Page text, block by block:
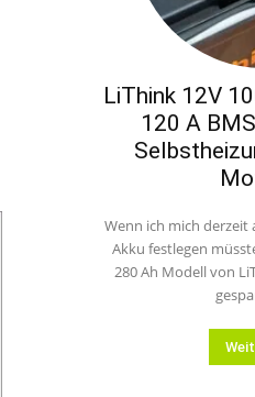
LiThink 12V
120 A
Wenn ich mich derzeit
Akku festlegen
280 Ah Modell von LiThink. Daher